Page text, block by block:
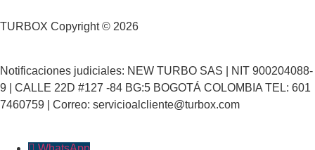
TURBOX Copyright © 2026
Notificaciones judiciales: NEW TURBO SAS | NIT 900204088-
9 | CALLE 22D #127 -84 BG:5 BOGOTÁ COLOMBIA TEL: 601
7460759 | Correo: servicioalcliente@turbox.com